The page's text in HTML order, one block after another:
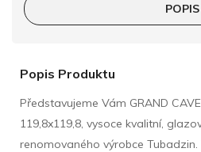
POPIS
Popis Produktu
Představujeme Vám GRAND
119,8x119,8, vysoce kvalitní,
renomovaného výrobce